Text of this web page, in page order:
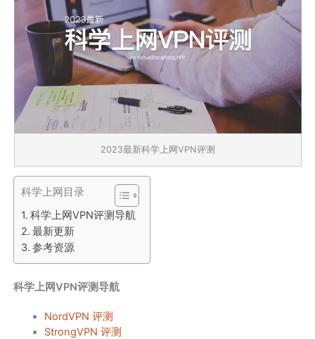
2023最新科学上网VPN评测
科学上网目录
科学上网VPN评测导航
最新更新
参考资源
科学上网VPN评测导航
NordVPN 评测
StrongVPN 评测